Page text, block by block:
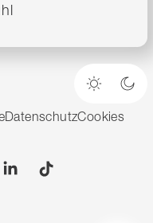
Heller
DatenschutzCookies
Linkedin